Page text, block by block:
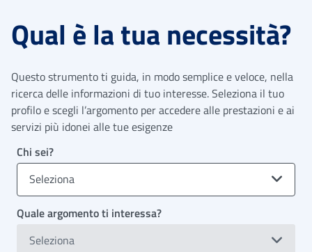
Qual è la tua necessità?
Questo strumento ti guida, in modo semplice e veloce, nella
ricerca delle informazioni di tuo interesse. Seleziona il tuo
profilo e scegli l’argomento per accedere alle prestazioni e ai
servizi più idonei alle tue esigenze
Chi sei?
Seleziona
Quale argomento ti interessa?
Seleziona